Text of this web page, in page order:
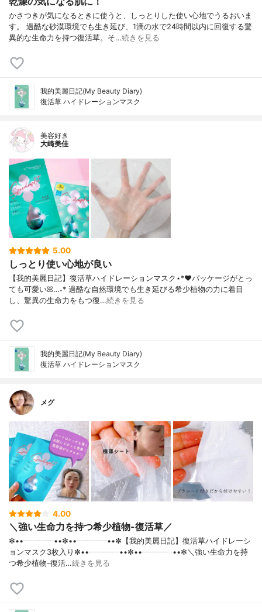
かさつきが気になるときに使うと、しっとりした使い心地でうるおいま
す。 過酷な砂漠環境でも生き延び、1滴の水で24時間以内に回復する驚
異的な生命力を持つ復活草。そ…続きを見る
我的美麗日記(My Beauty Diary)
復活草 ハイドレーションマスク
美容好き
大崎美佳
5.00
しっとり使い心地が良い
【我的美麗日記】復活草ハイドレーションマスク⋆*❤︎パッケージがとっ
ても可愛いꕤ…˖* 過酷な自然環境でも生き延びる希少植物の力に着目
し、驚異の生命力をもつ復…続きを見る
我的美麗日記(My Beauty Diary)
復活草 ハイドレーションマスク
メグ
4.00
＼強い生命力を持つ希少植物-復活草／
✼••┈┈┈┈••✼••┈┈┈┈••✼【我的美麗日記】復活草ハイドレーシ
ョンマスク3枚入り✼••┈┈┈┈••✼••┈┈┈┈••✼＼強い生命力を持
つ希少植物-復活…続きを見る